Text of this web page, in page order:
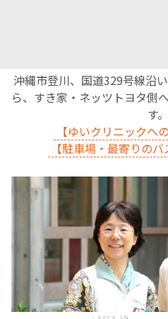
沖縄市登川、国道329号線沿
ら、すき家・ネッツトヨタ側
す。
【ゆいクリニックへ
【駐車場・最寄りの